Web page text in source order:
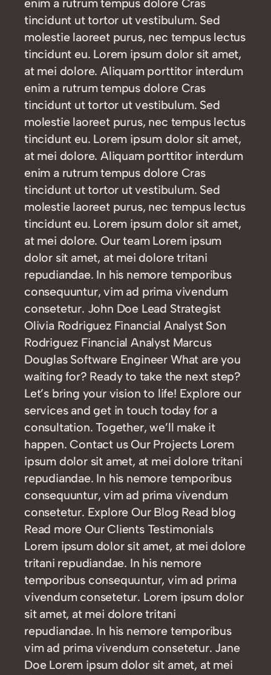
enim a rutrum tempus dolore Cras
tincidunt ut tortor ut vestibulum. Sed
molestie laoreet purus, nec tempus lectus
tincidunt eu. Lorem ipsum dolor sit amet,
at mei dolore. Aliquam porttitor interdum
enim a rutrum tempus dolore Cras
tincidunt ut tortor ut vestibulum. Sed
molestie laoreet purus, nec tempus lectus
tincidunt eu. Lorem ipsum dolor sit amet,
at mei dolore. Aliquam porttitor interdum
enim a rutrum tempus dolore Cras
tincidunt ut tortor ut vestibulum. Sed
molestie laoreet purus, nec tempus lectus
tincidunt eu. Lorem ipsum dolor sit amet,
at mei dolore. Our team Lorem ipsum
dolor sit amet, at mei dolore tritani
repudiandae. In his nemore temporibus
consequuntur, vim ad prima vivendum
consetetur. John Doe Lead Strategist
Olivia Rodriguez Financial Analyst Son
Rodriguez Financial Analyst Marcus
Douglas Software Engineer What are you
waiting for? Ready to take the next step?
Let’s bring your vision to life! Explore our
services and get in touch today for a
consultation. Together, we’ll make it
happen. Contact us Our Projects Lorem
ipsum dolor sit amet, at mei dolore tritani
repudiandae. In his nemore temporibus
consequuntur, vim ad prima vivendum
consetetur. Explore Our Blog Read blog
Read more Our Clients Testimonials
Lorem ipsum dolor sit amet, at mei dolore
tritani repudiandae. In his nemore
temporibus consequuntur, vim ad prima
vivendum consetetur. Lorem ipsum dolor
sit amet, at mei dolore tritani
repudiandae. In his nemore temporibus
vim ad prima vivendum consetetur. Jane
Doe Lorem ipsum dolor sit amet, at mei